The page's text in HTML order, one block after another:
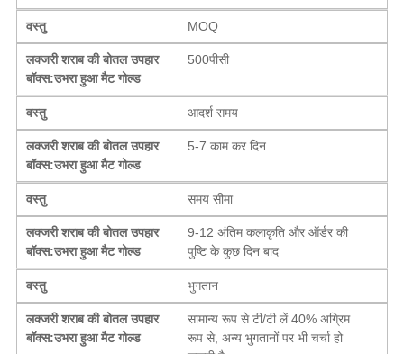
वस्तु MOQ
लक्जरी शराब की बोतल उपहार
बॉक्स:उभरा हुआ मैट गोल्ड
500पीसी
वस्तु आदर्श समय
लक्जरी शराब की बोतल उपहार
बॉक्स:उभरा हुआ मैट गोल्ड
5-7 काम कर दिन
वस्तु समय सीमा
लक्जरी शराब की बोतल उपहार
बॉक्स:उभरा हुआ मैट गोल्ड
9-12 अंतिम कलाकृति और ऑर्डर की
पुष्टि के कुछ दिन बाद
वस्तु भुगतान
लक्जरी शराब की बोतल उपहार
बॉक्स:उभरा हुआ मैट गोल्ड
सामान्य रूप से टी/टी लें 40% अग्रिम
रूप से, अन्य भुगतानों पर भी चर्चा हो